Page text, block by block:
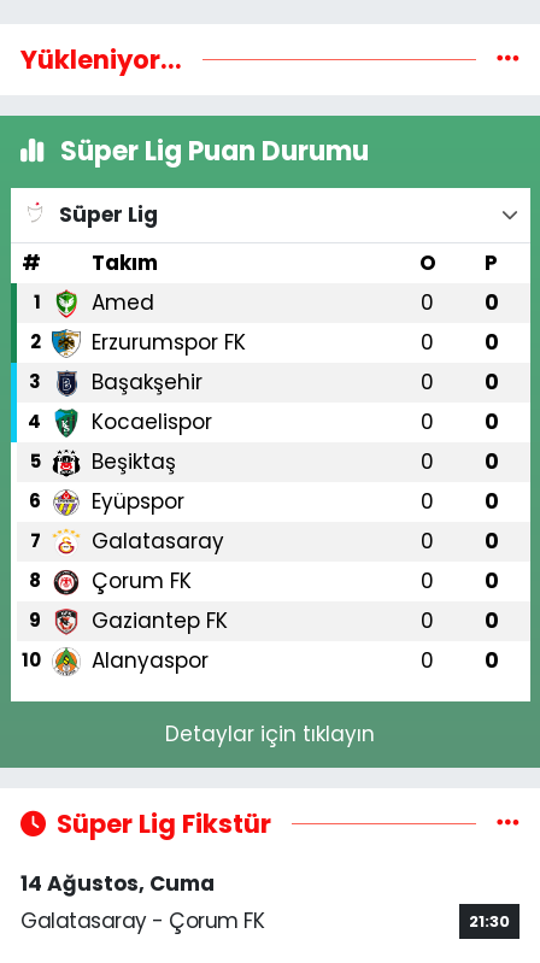
Yükleniyor...
Süper Lig Puan Durumu
Süper Lig
#
Takım O P
1 Amed 0 0
2 Erzurumspor FK 0 0
3 Başakşehir 0 0
4 Kocaelispor 0 0
5 Beşiktaş 0 0
6 Eyüpspor 0 0
7 Galatasaray 0 0
8 Çorum FK 0 0
9 Gaziantep FK 0 0
10 Alanyaspor 0 0
Detaylar için tıklayın
Süper Lig Fikstür
14 Ağustos, Cuma
Galatasaray - Çorum FK
21:30